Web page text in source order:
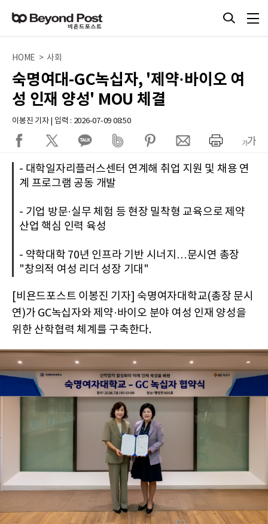
HOME > 사회
숙명여대-GC녹십자, '제약·바이오 여
성 인재 양성' MOU 체결
이봉진 기자 | 입력 : 2026-07-09 08:50
- 대학일자리플러스센터 연계해 취업 지원 및 채용 연
계 프로그램 공동 개발
- 기업 방문·실무 체험 등 현장 밀착형 교육으로 제약
산업 핵심 인력 육성
- 약학대학 70년 인프라 기반 시너지…문시연 총장
"창의적 여성 리더 성장 기대"
[비욘드포스트 이봉진 기자] 숙명여자대학교(총장 문시
연)가 GC녹십자와 제약·바이오 분야 여성 인재 양성을
위한 산학협력 체계를 구축한다.